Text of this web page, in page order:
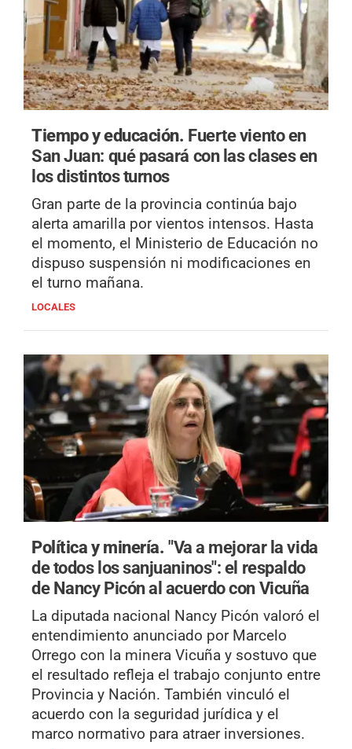
Tiempo y educación. Fuerte viento en
San Juan: qué pasará con las clases en
los distintos turnos
Gran parte de la provincia continúa bajo
alerta amarilla por vientos intensos. Hasta
el momento, el Ministerio de Educación no
dispuso suspensión ni modificaciones en
el turno mañana.
LOCALES
Política y minería."Va a mejorar la vida
de todos los sanjuaninos": el respaldo
de Nancy Picón al acuerdo con Vicuña
La diputada nacional Nancy Picón valoró el
entendimiento anunciado por Marcelo
Orrego con la minera Vicuña y sostuvo que
el resultado refleja el trabajo conjunto entre
Provincia y Nación. También vinculó el
acuerdo con la seguridad jurídica y el
marco normativo para atraer inversiones.